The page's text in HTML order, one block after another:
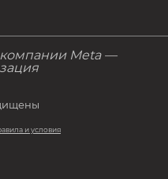
Meta —
и условия